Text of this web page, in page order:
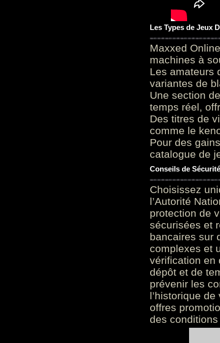
Les Types de Jeux
Maxxed
machines à
Les amateurs
variantes de
Une section
temps réel,
Des titres de
comme le
Pour des
catalogue de
Conseils de
Choisissez
l’Autorité
protection de
sécurisées et
bancaires sur
complexes et
vérification en
dépôt et de
prévenir les
l’historique
offres
des